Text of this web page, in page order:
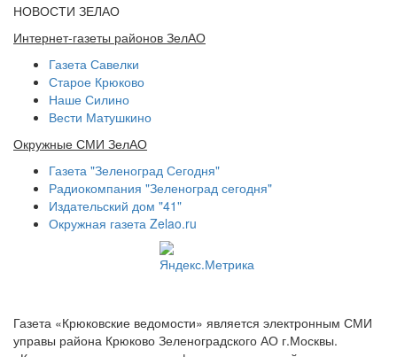
НОВОСТИ ЗЕЛАО
Интернет-газеты районов ЗелАО
Газета Савелки
Старое Крюково
Наше Силино
Вести Матушкино
Окружные СМИ ЗелАО
Газета "Зеленоград Сегодня"
Радиокомпания "Зеленоград сегодня"
Издательский дом "41"
Окружная газета Zelao.ru
Газета «Крюковские ведомости» является электронным СМИ
управы района Крюково Зеленоградского АО г.Москвы.